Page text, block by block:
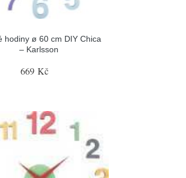
hodiny ø 60 cm DIY Chica
– Karlsson
669 Kč